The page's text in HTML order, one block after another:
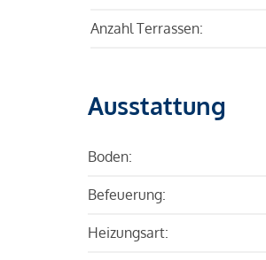
Anzahl Terrassen:
Ausstattung
Boden:
Befeuerung:
Heizungsart: